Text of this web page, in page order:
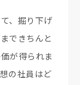
、掘り下げ
できちんと
が得られま
の社員はど